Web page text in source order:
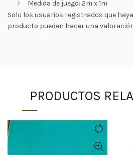
Medida de juego: 2m x 1m
Solo los usuarios registrados que
producto pueden hacer una
PRODUCTOS